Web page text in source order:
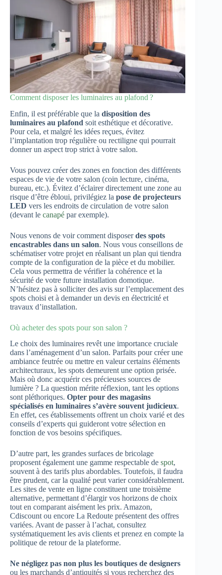
Comment disposer les luminaires au plafond ?
Enfin, il est préférable que la disposition des
luminaires au plafond soit esthétique et décorative.
Pour cela, et malgré les idées reçues, évitez
l’implantation trop régulière ou rectiligne qui pourrait
donner un aspect trop strict à votre salon.
Vous pouvez créer des zones en fonction des différents
espaces de vie de votre salon (coin lecture, cinéma,
bureau, etc.). Évitez d’éclairer directement une zone au
risque d’être ébloui, privilégiez la pose de projecteurs
LED vers les endroits de circulation de votre salon
(devant le canapé par exemple).
Nous venons de voir comment disposerdes spots
encastrables dans un salon. Nous vous conseillons de
schématiser votre projet en réalisant un plan qui tiendra
compte de la configuration de la pièce et du mobilier.
Cela vous permettra de vérifier la cohérence et la
sécurité de votre future installation domotique.
N’hésitez pas à solliciter des avis sur l’emplacement des
spots choisi et à demander un devis en électricité et
travaux d’installation.
Où acheter des spots pour son salon ?
Le choix des luminaires revêt une importance cruciale
dans l’aménagement d’un salon. Parfaits pour créer une
ambiance feutrée ou mettre en valeur certains éléments
architecturaux, les spots demeurent une option prisée.
Mais où donc acquérir ces précieuses sources de
lumière ? La question mérite réflexion, tant les options
sont pléthoriques. Opter pour des magasins
spécialisés en luminaires s’avère souvent judicieux.
En effet, ces établissements offrent un choix varié et des
conseils d’experts qui guideront votre sélection en
fonction de vos besoins spécifiques.
D’autre part, les grandes surfaces de bricolage
proposent également une gamme respectable de spot,
souvent à des tarifs plus abordables. Toutefois, il faudra
être prudent, car la qualité peut varier considérablement.
Les sites de vente en ligne constituent une troisième
alternative, permettant d’élargir vos horizons de choix
tout en comparant aisément les prix. Amazon,
Cdiscount ou encore La Redoute présentent des offres
variées. Avant de passer à l’achat, consultez
systématiquement les avis clients et prenez en compte la
politique de retour de la plateforme.
Ne négligez pas non plus les boutiques de designers
ou les marchands d’antiquités si vous recherchez des